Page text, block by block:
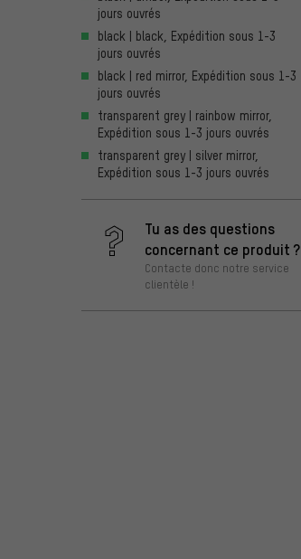
jours ouvrés
black | black, Expédition sous 1-3
jours ouvrés
black | red mirror, Expédition sous 1-3
jours ouvrés
transparent grey | rainbow mirror,
Expédition sous 1-3 jours ouvrés
transparent grey | silver mirror,
Expédition sous 1-3 jours ouvrés
Tu as des questions
concernant ce produit ?
Contacte donc notre service
clientèle !